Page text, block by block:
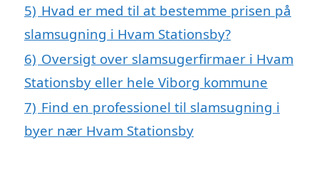
5) Hvad er med til at bestemme prisen på
slamsugning i Hvam Stationsby?
6) Oversigt over slamsugerfirmaer i Hvam
Stationsby eller hele Viborg kommune
7) Find en professionel til slamsugning i
byer nær Hvam Stationsby